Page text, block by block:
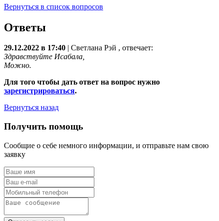
Вернуться в список вопросов
Ответы
29.12.2022 в 17:40 Светлана Рэй , отвечает:
Здравствуйте Исабала,
Можно.
Для того чтобы дать ответ на вопрос нужно
зарегистрироваться.
Вернуться назад
Получить помощь
Сообщие о себе немного информации, и отправьте нам свою
заявку